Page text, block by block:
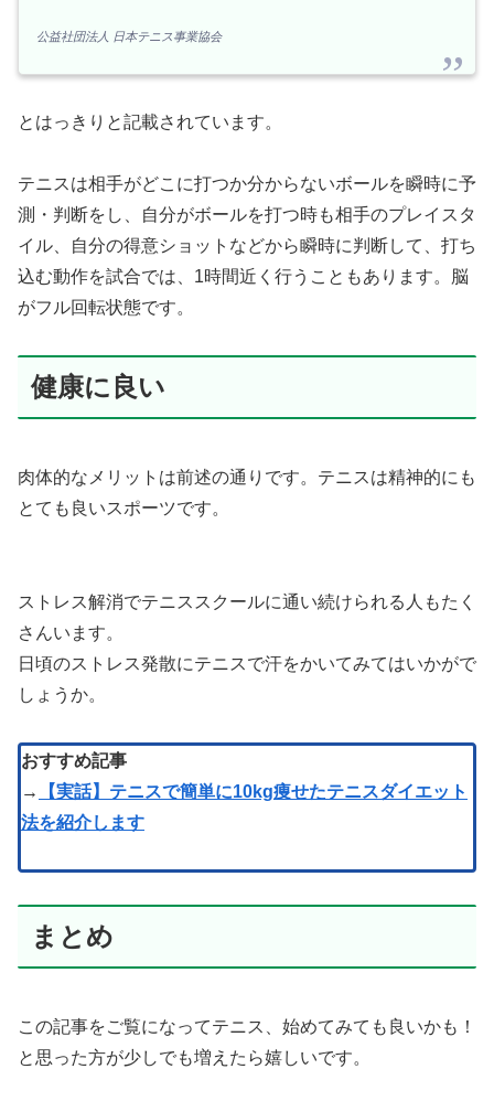
公益社団法人 日本テニス事業協会
とはっきりと記載されています。
テニスは相手がどこに打つか分からないボールを瞬時に予
測・判断をし、自分がボールを打つ時も相手のプレイスタ
イル、自分の得意ショットなどから瞬時に判断して、打ち
込む動作を試合では、1時間近く行うこともあります。脳
がフル回転状態です。
健康に良い
肉体的なメリットは前述の通りです。テニスは精神的にも
とても良いスポーツです。
ストレス解消でテニススクールに通い続けられる人もたく
さんいます。
日頃のストレス発散にテニスで汗をかいてみてはいかがで
しょうか。
おすすめ記事
→
【実話】テニスで簡単に10kg痩せたテニスダイエット
法を紹介します
まとめ
この記事をご覧になってテニス、始めてみても良いかも！
と思った方が少しでも増えたら嬉しいです。